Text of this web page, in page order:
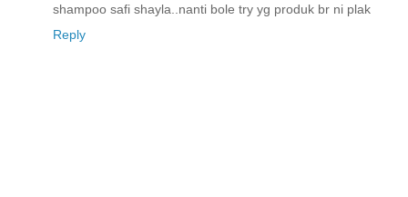
shampoo safi shayla..nanti bole try yg produk br ni plak
Reply